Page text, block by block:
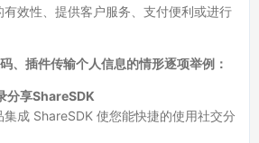
效性、提供客户服务、支付便利或进行
、插件传输个人信息的情形逐项举例：
分享ShareSDK
成 ShareSDK 使您能快捷的使用社交分